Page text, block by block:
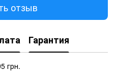
отзыв
Гарантия
грн.